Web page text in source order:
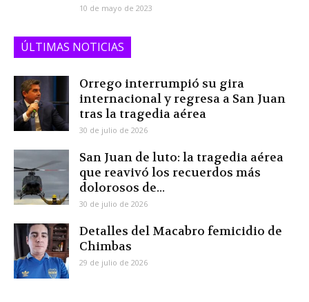
10 de mayo de 2023
ÚLTIMAS NOTICIAS
Orrego interrumpió su gira
internacional y regresa a San Juan
tras la tragedia aérea
30 de julio de 2026
San Juan de luto: la tragedia aérea
que reavivó los recuerdos más
dolorosos de...
30 de julio de 2026
Detalles del Macabro femicidio de
Chimbas
29 de julio de 2026